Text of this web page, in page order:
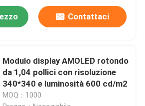
Contattaci
Modulo display AMOLED rotondo
da 1,04 pollici con risoluzione
340*340 e luminosità 600 cd/m2
MOQ：1000